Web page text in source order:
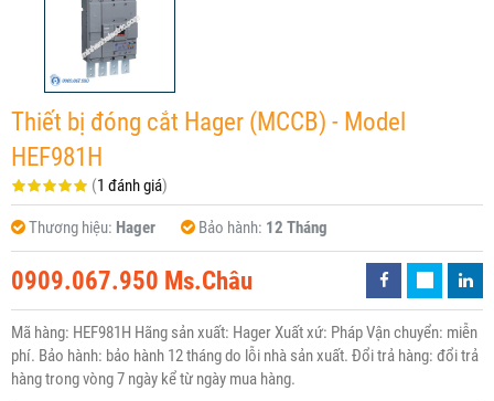
Thiết bị đóng cắt Hager (MCCB) - Model
HEF981H
(1 đánh giá)
Thương hiệu: Hager Bảo hành: 12 Tháng
0909.067.950 Ms.Châu
Mã hàng: HEF981H Hãng sản xuất: Hager Xuất xứ: Pháp Vận chuyển: miễn
phí. Bảo hành: bảo hành 12 tháng do lỗi nhà sản xuất. Đổi trả hàng: đổi trả
hàng trong vòng 7 ngày kể từ ngày mua hàng.